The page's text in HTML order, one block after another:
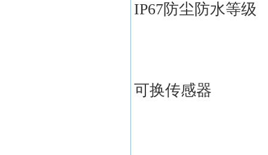
IP67防尘防水等级
可换传感器